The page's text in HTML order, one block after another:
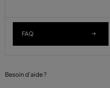
FAQ
Besoin d’aide ?